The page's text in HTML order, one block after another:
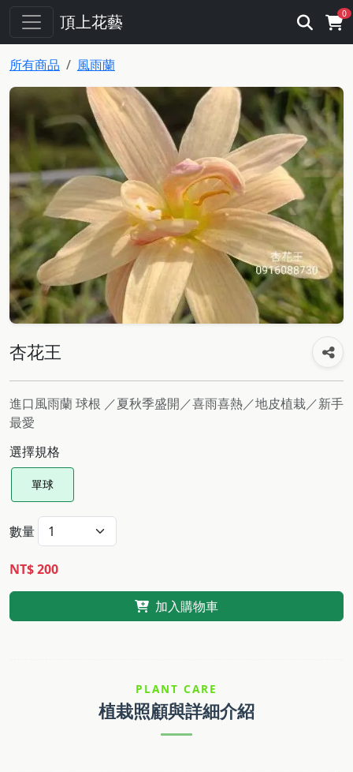
頂上花藝 0
所有商品 風雨蘭
杏花王
進口風雨蘭 球根 ／夏秋季盛開／喜雨喜熱／地皮植栽／新手
最愛
選擇規格
單球
數量
NT$ 200
加入購物車
PLANT CARE
植栽照顧與詳細介紹